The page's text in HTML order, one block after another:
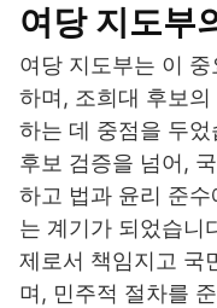
여당 지도부
여당 지도부는 이
하며, 조희대 후보
하는 데 중점을 두
후보 검증을 넘어,
하고 법과 윤리 준
는 계기가 되었습니
제로서 책임지고 국
며, 민주적 절차를